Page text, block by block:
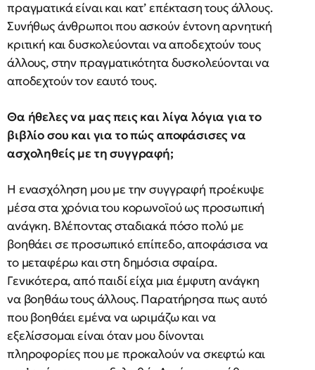
πραγματικά είναι και κατ’ επέκταση τους άλλους.
Συνήθως άνθρωποι που ασκούν έντονη αρνητική
κριτική και δυσκολεύονται να αποδεχτούν τους
άλλους, στην πραγματικότητα δυσκολεύονται να
αποδεχτούν τον εαυτό τους.
Θα ήθελες να μας πεις και λίγα λόγια για το
βιβλίο σου και για το πώς αποφάσισες να
ασχοληθείς με τη συγγραφή;
Η ενασχόληση μου με την συγγραφή προέκυψε
μέσα στα χρόνια του κορωνοϊού ως προσωπική
ανάγκη. Βλέποντας σταδιακά πόσο πολύ με
βοηθάει σε προσωπικό επίπεδο, αποφάσισα να
το μεταφέρω και στη δημόσια σφαίρα.
Γενικότερα, από παιδί είχα μια έμφυτη ανάγκη
να βοηθάω τους άλλους. Παρατήρησα πως αυτό
που βοηθάει εμένα να ωριμάζω και να
εξελίσσομαι είναι όταν μου δίνονται
πληροφορίες που με προκαλούν να σκεφτώ και